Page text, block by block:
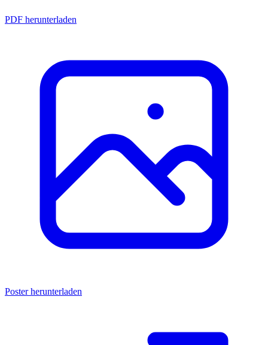
PDF herunterladen
Poster herunterladen